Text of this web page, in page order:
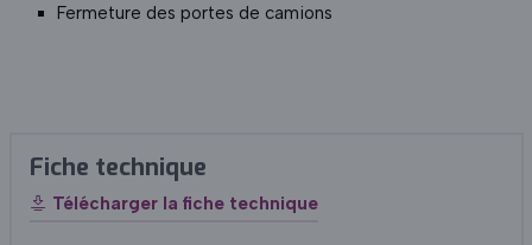
Fermeture des portes de camions
Fiche technique
Télécharger la fiche technique